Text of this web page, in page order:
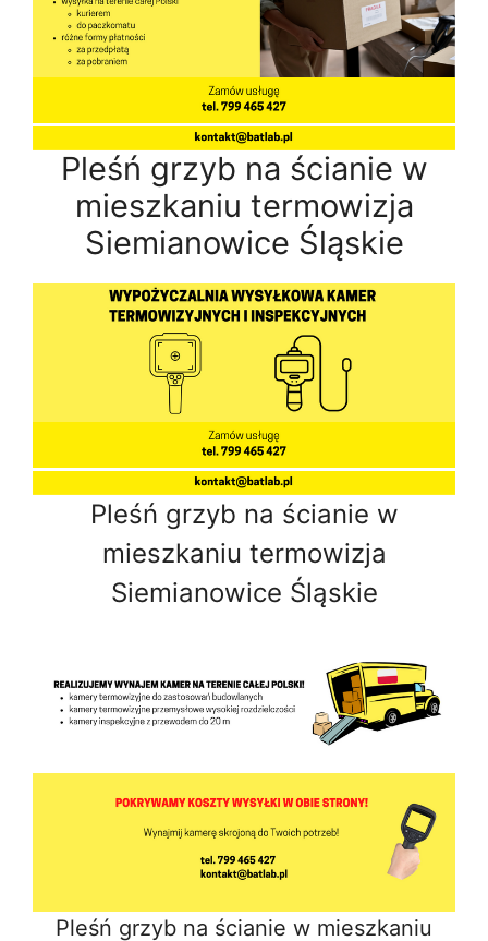
Pleśń grzyb na ścianie w
mieszkaniu termowizja
Siemianowice Śląskie
Pleśń grzyb na ścianie w
mieszkaniu termowizja
Siemianowice Śląskie
Pleśń grzyb na ścianie w mieszkaniu